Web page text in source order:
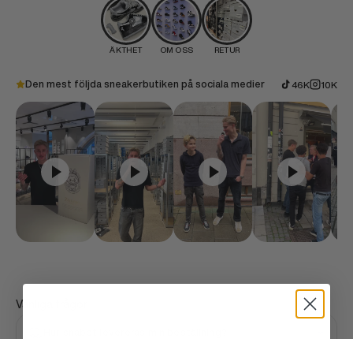
ÄKTHET OM OSS RETUR
Den mest följda sneakerbutiken på sociala medier 46K 10K
Vanliga frågor